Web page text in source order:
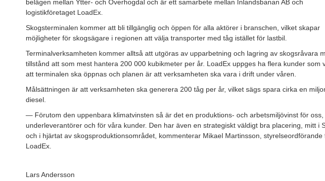
belägen mellan Ytter- och Överhogdal och är ett samarbete mellan Inlandsbanan AB och
logistikföretaget LoadEx.
Skogsterminalen kommer att bli tillgänglig och öppen för alla aktörer i branschen, vilket skapar
möjligheter för skogsägare i regionen att välja transporter med tåg istället för lastbil.
Terminalverksamheten kommer alltså att utgöras av upparbetning och lagring av skogsråvara
tillstånd att som mest hantera 200 000 kubikmeter per år. LoadEx uppges ha flera kunder som
att terminalen ska öppnas och planen är att verksamheten ska vara i drift under våren.
Målsättningen är att verksamheten ska generera 200 tåg per år, vilket sägs spara cirka en
diesel.
— Förutom den uppenbara klimatvinsten så är det en produktions- och arbetsmiljövinst för oss,
underleverantörer och för våra kunder. Den har även en strategiskt väldigt bra placering, mitt i
och i hjärtat av skogsproduktionsområdet, kommenterar Mikael Martinsson, styrelseordförande
LoadEx.
Lars Andersson